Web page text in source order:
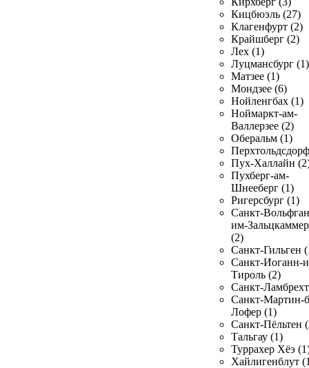
Кицбюэль (27)
Клагенфурт (2)
Крайшберг (2)
Лех (1)
Луцмансбург (1)
Матзее (1)
Мондзее (6)
Нойленгбах (1)
Ноймаркт-ам-
Валлерзее (2)
Оберальм (1)
Пух-Халлайн
Пухберг-ам-
Шнееберг (1)
Ригерсбург (1)
Санкт-
им-
(2)
Санкт-Гильген
Санкт-Иоганн-
Тироль (2)
Санкт-
Санкт-Мартин-
Лофер (1)
Санкт-Пёльтен
Тальгау (1)
Туррахер Хёэ
Хайлигенблут